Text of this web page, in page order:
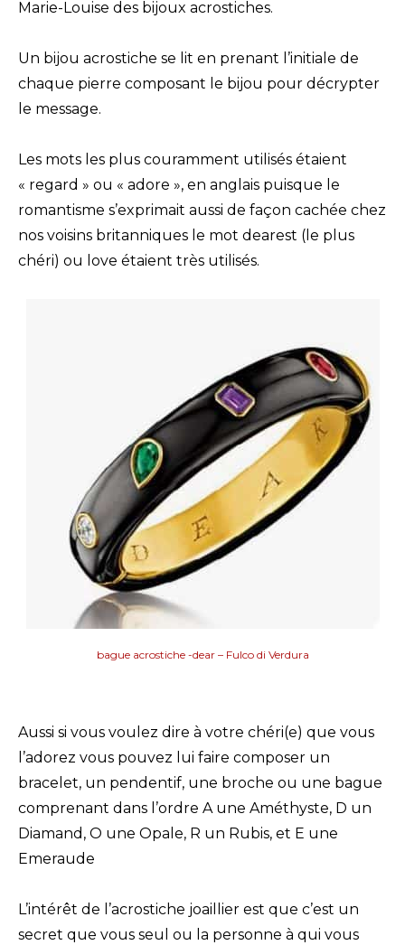
Marie-Louise des bijoux acrostiches.
Un bijou acrostiche se lit en prenant l’initiale de
chaque pierre composant le bijou pour décrypter
le message.
Les mots les plus couramment utilisés étaient
« regard » ou « adore », en anglais puisque le
romantisme s’exprimait aussi de façon cachée chez
nos voisins britanniques le mot dearest (le plus
chéri) ou love étaient très utilisés.
bague acrostiche -dear – Fulco di Verdura
Aussi si vous voulez dire à votre chéri(e) que vous
l’adorez vous pouvez lui faire composer un
bracelet, un pendentif, une broche ou une bague
comprenant dans l’ordre A une Améthyste, D un
Diamand, O une Opale, R un Rubis, et E une
Emeraude
L’intérêt de l’acrostiche joaillier est que c’est un
secret que vous seul ou la personne à qui vous